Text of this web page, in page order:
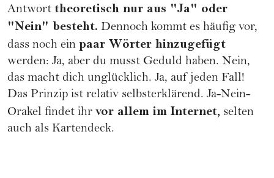
Antwort theoretisch nur aus "Ja" oder
"Nein" besteht. Dennoch kommt es häufig vor,
dass noch ein paar Wörter hinzugefügt
werden: Ja, aber du musst Geduld haben. Nein,
das macht dich unglücklich. Ja, auf jeden Fall!
Das Prinzip ist relativ selbsterklärend. Ja-Nein-
Orakel findet ihr vor allem im Internet, selten
auch als Kartendeck.